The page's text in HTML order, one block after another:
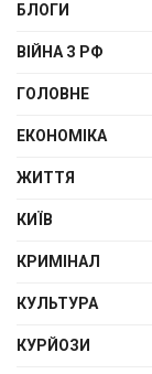
БЛОГИ
ВІЙНА З РФ
ГОЛОВНЕ
ЕКОНОМІКА
ЖИТТЯ
КИЇВ
КРИМІНАЛ
КУЛЬТУРА
КУРЙОЗИ